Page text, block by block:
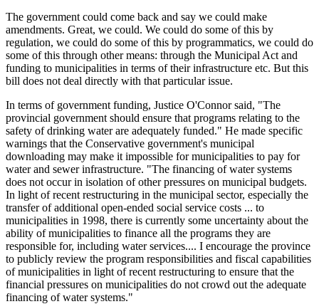
The government could come back and say we could make
amendments. Great, we could. We could do some of this by
regulation, we could do some of this by programmatics, we could do
some of this through other means: through the Municipal Act and
funding to municipalities in terms of their infrastructure etc. But this
bill does not deal directly with that particular issue.
In terms of government funding, Justice O'Connor said, "The
provincial government should ensure that programs relating to the
safety of drinking water are adequately funded." He made specific
warnings that the Conservative government's municipal
downloading may make it impossible for municipalities to pay for
water and sewer infrastructure. "The financing of water systems
does not occur in isolation of other pressures on municipal budgets.
In light of recent restructuring in the municipal sector, especially the
transfer of additional open-ended social service costs ... to
municipalities in 1998, there is currently some uncertainty about the
ability of municipalities to finance all the programs they are
responsible for, including water services.... I encourage the province
to publicly review the program responsibilities and fiscal capabilities
of municipalities in light of recent restructuring to ensure that the
financial pressures on municipalities do not crowd out the adequate
financing of water systems."